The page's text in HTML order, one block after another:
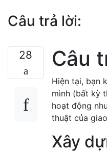
Câu trả lời:
28 Câu
Hiện tại, bạn
mình (bất kỳ
hoạt động
thuật của
Xây